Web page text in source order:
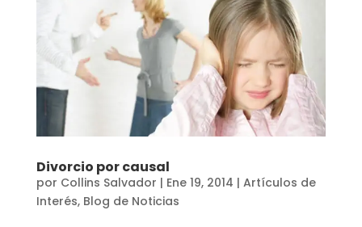
Divorcio por causal
por Collins Salvador | Ene 19, 2014 | Artículos de
Interés, Blog de Noticias